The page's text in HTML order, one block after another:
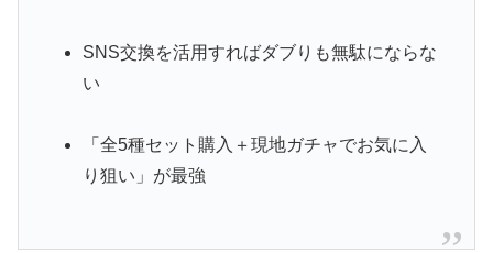
SNS交換を活用すればダブりも無駄にならな
い
「全5種セット購入＋現地ガチャでお気に入
り狙い」が最強